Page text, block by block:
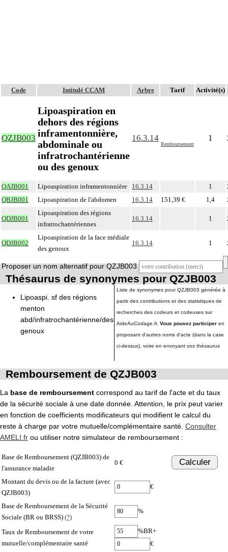
Code Intitulé CCAM Arbre Tarif Activité(s)
QZJB003
Lipoaspiration en
dehors des régions
inframentonnière,
abdominale ou
infratrochantérienne
ou des genoux
16.3.14
Remboursement
1
QAJB001 Lipoaspiration inframentonnière 16.3.14 1
QBJB001 Lipoaspiration de l'abdomen 16.3.14 151,39 € 1,4
QDJB001
Lipoaspiration des régions
infratrochantériennes
16.3.14 1
QDJB002
Lipoaspiration de la face médiale
des genoux
16.3.14 1
Proposer un nom alternatif pour QZJB003
Thésaurus de synonymes pour QZJB003
Lipoaspi. sf des régions
menton
abd/infratrochantérienne/des
genoux
Liste de synonymes pour QZJB003 générée à
partir des contributions et des statistiques de
recherches des codeurs et codeuses sur
AideAuCodage.fr. Vous pouvez participer en
proposant d'autres noms d'acte (dans la case
ci-dessus), voire en envoyant vos thésaurus
Remboursement de QZJB003
La base de remboursement correspond au tarif de l'acte et du taux
de la sécurité sociale à une date donnée. Attention, le prix peut varier
en fonction de coefficients modificateurs qui modifient le calcul du
reste à charge par votre mutuelle/complémentaire santé. Consulter
AMELI.fr ou utiliser notre simulateur de remboursement :
Base de Remboursement (QZJB003) de
l'assurance maladie
0 € Calculer
Montant du devis ou de la facture (avec
QZJB003)
€
Base de Remboursement de la Sécurité
Sociale (BR ou BRSS) (?)
%
Taux de Remboursement de votre
mutuelle/complémentaire santé
%BR+
€